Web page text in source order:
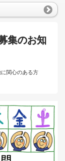
集のお知
関心のある方